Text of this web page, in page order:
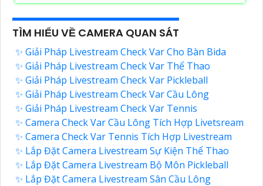
TÌM HIỂU VỀ CAMERA QUAN SÁT
✨ Giải Pháp Livestream Check Var Cho Bàn Bida
✨ Giải Pháp Livestream Check Var Thể Thao
✨ Giải Pháp Livestream Check Var Pickleball
✨ Giải Pháp Livestream Check Var Cầu Lông
✨ Giải Pháp Livestream Check Var Tennis
✨ Camera Check Var Cầu Lông Tích Hợp Livetsream
✨ Camera Check Var Tennis Tích Hợp Livestream
✨ Lắp Đặt Camera Livestream Sự Kiện Thể Thao
✨ Lắp Đặt Camera Livestream Bộ Môn Pickleball
✨ Lắp Đặt Camera Livestream Sân Cầu Lông